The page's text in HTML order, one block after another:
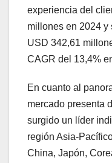
experiencia del
millones en 2024 y
USD 342,61
CAGR del 13,4%
En cuanto al
mercado presenta
surgido un líder
región Asia-
China, Japón,